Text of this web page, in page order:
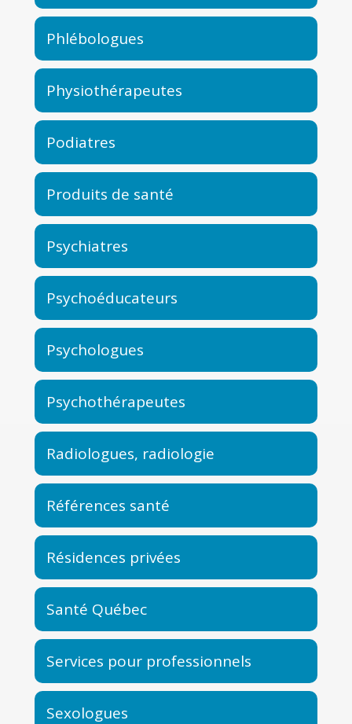
Phlébologues
Physiothérapeutes
Podiatres
Produits de santé
Psychiatres
Psychoéducateurs
Psychologues
Psychothérapeutes
Radiologues, radiologie
Références santé
Résidences privées
Santé Québec
Services pour professionnels
Sexologues